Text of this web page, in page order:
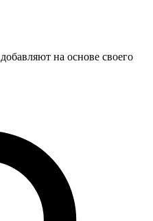
на основе своего